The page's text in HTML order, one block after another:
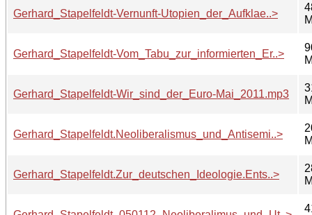
Gerhard_Stapelfeldt-Vernunft-Utopien_der_Aufklae..>
Gerhard_Stapelfeldt-Vom_Tabu_zur_informierten_Er..>
Gerhard_Stapelfeldt-Wir_sind_der_Euro-Mai_2011.mp3
Gerhard_Stapelfeldt.Neoliberalismus_und_Antisemi..>
Gerhard_Stapelfeldt.Zur_deutschen_Ideologie.Ents..>